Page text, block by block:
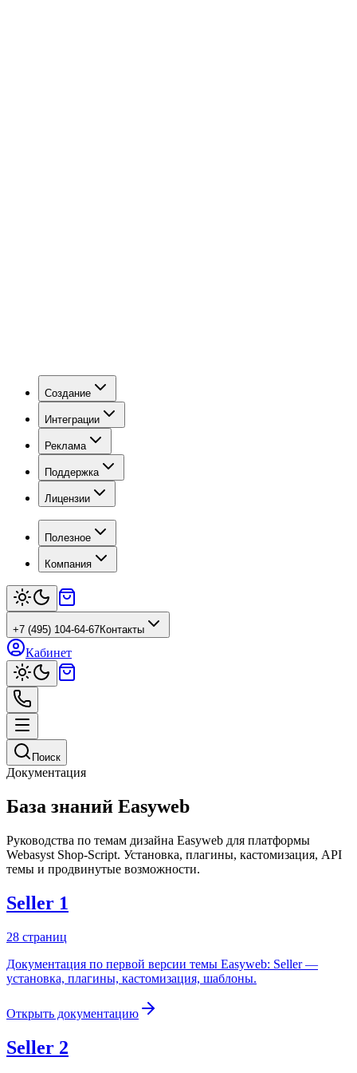
Создание
Интеграции
Реклама
Поддержка
Лицензии
Полезное
Компания
+7 (495) 104-64-67Контакты
Кабинет
Поиск
Документация
База знаний Easyweb
Руководства по темам дизайна Easyweb для платформы
Webasyst Shop-Script. Установка, плагины, кастомизация, API
темы и продвинутые возможности.
Seller 1
28 страниц
Документация по первой версии темы Easyweb: Seller —
установка, плагины, кастомизация, шаблоны.
Открыть документацию
Seller 2